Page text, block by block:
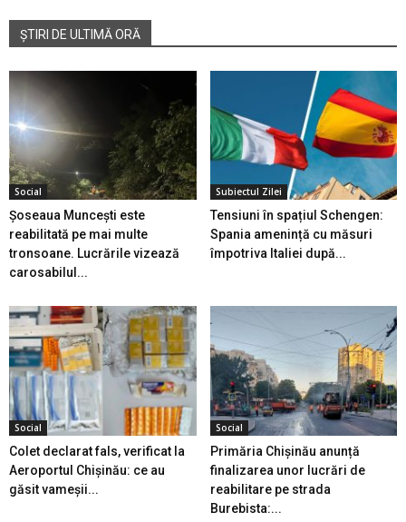
ȘTIRI DE ULTIMĂ ORĂ
Social
Șoseaua Muncești este
reabilitată pe mai multe
tronsoane. Lucrările vizează
carosabilul...
Subiectul Zilei
Tensiuni în spațiul Schengen:
Spania amenință cu măsuri
împotriva Italiei după...
Social
Colet declarat fals, verificat la
Aeroportul Chișinău: ce au
găsit vameșii...
Social
Primăria Chișinău anunță
finalizarea unor lucrări de
reabilitare pe strada
Burebista:...